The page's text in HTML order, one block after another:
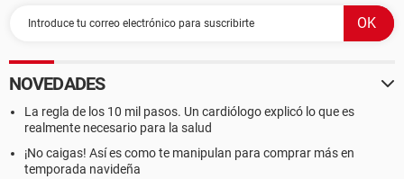
NOVEDADES
La regla de los 10 mil pasos. Un cardiólogo explicó lo que es
realmente necesario para la salud
¡No caigas! Así es como te manipulan para comprar más en
temporada navideña